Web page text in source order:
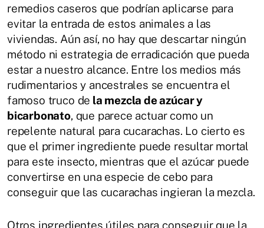
remedios caseros que podrían aplicarse para
evitar la entrada de estos animales a las
viviendas. Aún así, no hay que descartar ningún
método ni estrategia de erradicación que pueda
estar a nuestro alcance. Entre los medios más
rudimentarios y ancestrales se encuentra el
famoso truco de la mezcla de azúcar y
bicarbonato, que parece actuar como un
repelente natural para cucarachas. Lo cierto es
que el primer ingrediente puede resultar mortal
para este insecto, mientras que el azúcar puede
convertirse en una especie de cebo para
conseguir que las cucarachas ingieran la mezcla.
Otros ingredientes útiles para conseguir que la